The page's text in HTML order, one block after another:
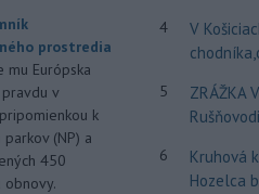
prostredia
mu Európska
v
k
(NP) a
450
4
V
5
ZRÁŽKA
6
Kruhová
Hozelca